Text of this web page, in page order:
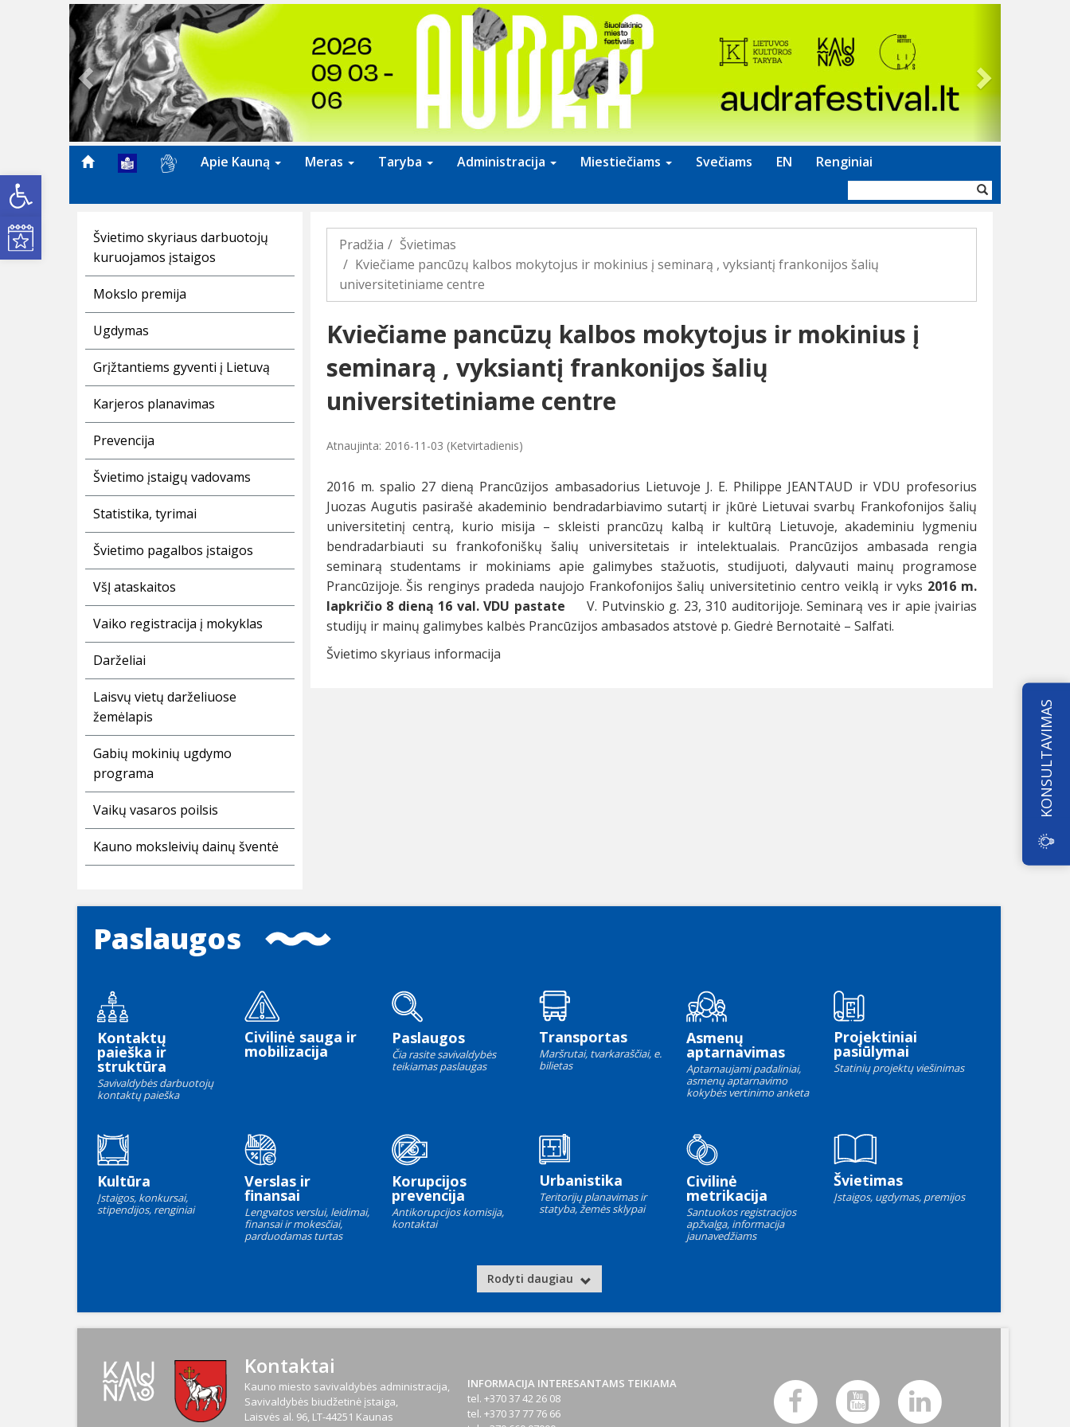
Open toolbar
Kultūros renginiai
Previous
Apie Kauną Meras Taryba Administracija Miestiečiams Svečiams EN Renginiai
forma
Švietimo skyriaus darbuotojų
kuruojamos įstaigos
Mokslo premija
Ugdymas
Grįžtantiems gyventi į Lietuvą
Karjeros planavimas
Prevencija
Švietimo įstaigų vadovams
Statistika, tyrimai
Švietimo pagalbos įstaigos
VšĮ ataskaitos
Vaiko registracija į mokyklas
Darželiai
Laisvų vietų darželiuose
žemėlapis
Gabių mokinių ugdymo
programa
Vaikų vasaros poilsis
Kauno moksleivių dainų šventė
Pradžia
Švietimas
Kviečiame pancūzų kalbos mokytojus ir mokinius į seminarą , vyksiantį frankonijos šalių
universitetiniame centre
Kviečiame pancūzų kalbos mokytojus ir mokinius į
seminarą , vyksiantį frankonijos šalių
universitetiniame centre
Atnaujinta: 2016-11-03 (Ketvirtadienis)
2016 m. spalio 27 dieną Prancūzijos ambasadorius Lietuvoje J. E. Philippe JEANTAUD ir VDU profesorius
Juozas Augutis pasirašė akademinio bendradarbiavimo sutartį ir įkūrė Lietuvai svarbų Frankofonijos šalių
universitetinį centrą, kurio misija – skleisti prancūzų kalbą ir kultūrą Lietuvoje, akademiniu lygmeniu
bendradarbiauti su frankofoniškų šalių universitetais ir intelektualais. Prancūzijos ambasada rengia
seminarą studentams ir mokiniams apie galimybes stažuotis, studijuoti, dalyvauti mainų programose
Prancūzijoje. Šis renginys pradeda naujojo Frankofonijos šalių universitetinio centro veiklą ir vyks 2016 m.
lapkričio 8 dieną 16 val. VDU pastate V. Putvinskio g. 23, 310 auditorijoje. Seminarą ves ir apie įvairias
studijų ir mainų galimybes kalbės Prancūzijos ambasados atstovė p. Giedrė Bernotaitė – Salfati.
Švietimo skyriaus informacija
Paslaugos
Kontaktų
paieška ir
struktūra
Savivaldybės darbuotojų
kontaktų paieška
Civilinė sauga ir
mobilizacija
Paslaugos
Čia rasite savivaldybės
teikiamas paslaugas
Transportas
Maršrutai, tvarkaraščiai, e.
bilietas
Asmenų
aptarnavimas
Aptarnaujami padaliniai,
asmenų aptarnavimo
kokybės vertinimo anketa
Projektiniai
pasiūlymai
Statinių projektų viešinimas
Kultūra
Įstaigos, konkursai,
stipendijos, renginiai
Verslas ir
finansai
Lengvatos verslui, leidimai,
finansai ir mokesčiai,
parduodamas turtas
Korupcijos
prevencija
Antikorupcijos komisija,
kontaktai
Urbanistika
Teritorijų planavimas ir
statyba, žemės sklypai
Civilinė
metrikacija
Santuokos registracijos
apžvalga, informacija
jaunavedžiams
Švietimas
Įstaigos, ugdymas, premijos
Rodyti daugiau
Kontaktai
Kauno miesto savivaldybės administracija,
Savivaldybės biudžetinė įstaiga,
Laisvės al. 96, LT-44251 Kaunas
INFORMACIJA INTERESANTAMS TEIKIAMA
tel. +370 37 42 26 08
tel. +370 37 77 76 66
KONSULTAVIMAS